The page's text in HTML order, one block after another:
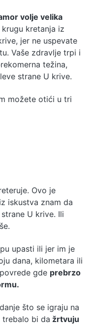
volje velika
kretanja iz
jer ne uspevate
Vaše zdravlje trpi i
težina,
strane U krive.
možete otići u tri
Ovo je
iskustva znam da
U krive. Ili
upasti ili jer im je
dana, kilometara ili
gde prebrzo
što se igraju na
trebalo bi da žrtvuju